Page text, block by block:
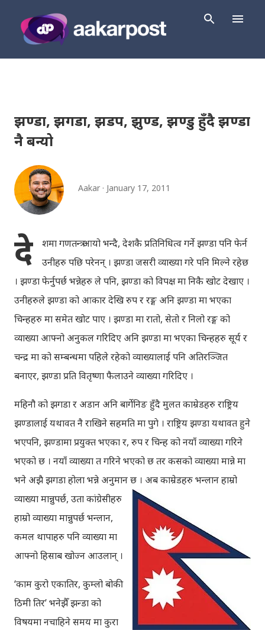
झण्डा, झगडा, झडप, झुण्ड, झण्डु हुँदै झण्डा
नै बन्यो
Aakar January 17, 2011
दे
शमा गणतन्त्र आयो भन्दै, देशकै प्रतिनिधित्व गर्ने झण्डा पनि फेर्न
उनीहरु पछि परेनन् । झण्डा जसरी व्याख्या गरे पनि मिल्ने रहेछ
। झण्डा फेर्नुपर्छ भन्नेहरु ले पनि, झण्डा को विपक्ष मा निकै खोट देखाए ।
उनीहरुले झण्डा को आकार देखि रुप र रङ्ग अनि झण्डा मा भएका
चिन्हहरु मा समेत खोट पाए । झण्डा मा रातो, सेतो र निलो रङ्ग को
व्याख्या आफ्नो अनुकल गरिदिए अनि झण्डा मा भएका चिन्हहरु सूर्य र
चन्द्र मा को सम्बन्धमा पहिले रहेको व्याख्यालाई पनि अतिरञ्जित
बनाएर, झण्डा प्रति वितृष्णा फैलाउने व्याख्या गरिदिए ।
महिनौ को झगडा र अडान अनि बार्गेनिङ हुँदै मुलत काम्रेडहरु राष्ट्रिय
झण्डालाई यथावत नै राखिने सहमति मा पुगे । राष्ट्रिय झण्डा यथावत हुने
भएपनि, झण्डामा प्रयुक्त भएका र, रुप र चिन्ह को नयाँ व्याख्या गरिने
भएको छ । नयाँ व्याख्या त गरिने भएको छ तर कसको व्याख्या मान्ने मा
भने अझै झगडा होला भन्ने अनुमान छ । अब काम्रेडहरु भन्लान हाम्रो
व्याख्या मान्नुपर्छ, उता कांग्रेसीहरु
हाम्रो व्याख्या मान्नुपर्छ भन्लान,
कमल थापाहरु पनि व्याख्या मा
आफ्नो हिसाब खोज्न आउलान् ।
‘काम कुरो एकातिर, कुम्लो बोकी
ठिमी तिर’ भनेझैँ झन्डा को
विषयमा नचाहिने समय मा कुरा